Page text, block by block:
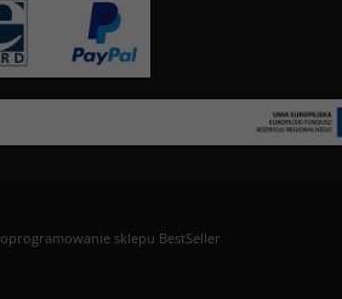
oprogramowanie sklepu BestSeller